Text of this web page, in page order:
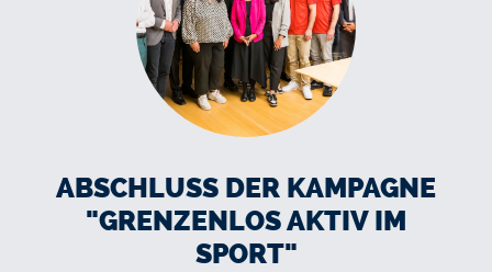
ABSCHLUSS DER KAMPAGNE
"GRENZENLOS AKTIV IM
SPORT"